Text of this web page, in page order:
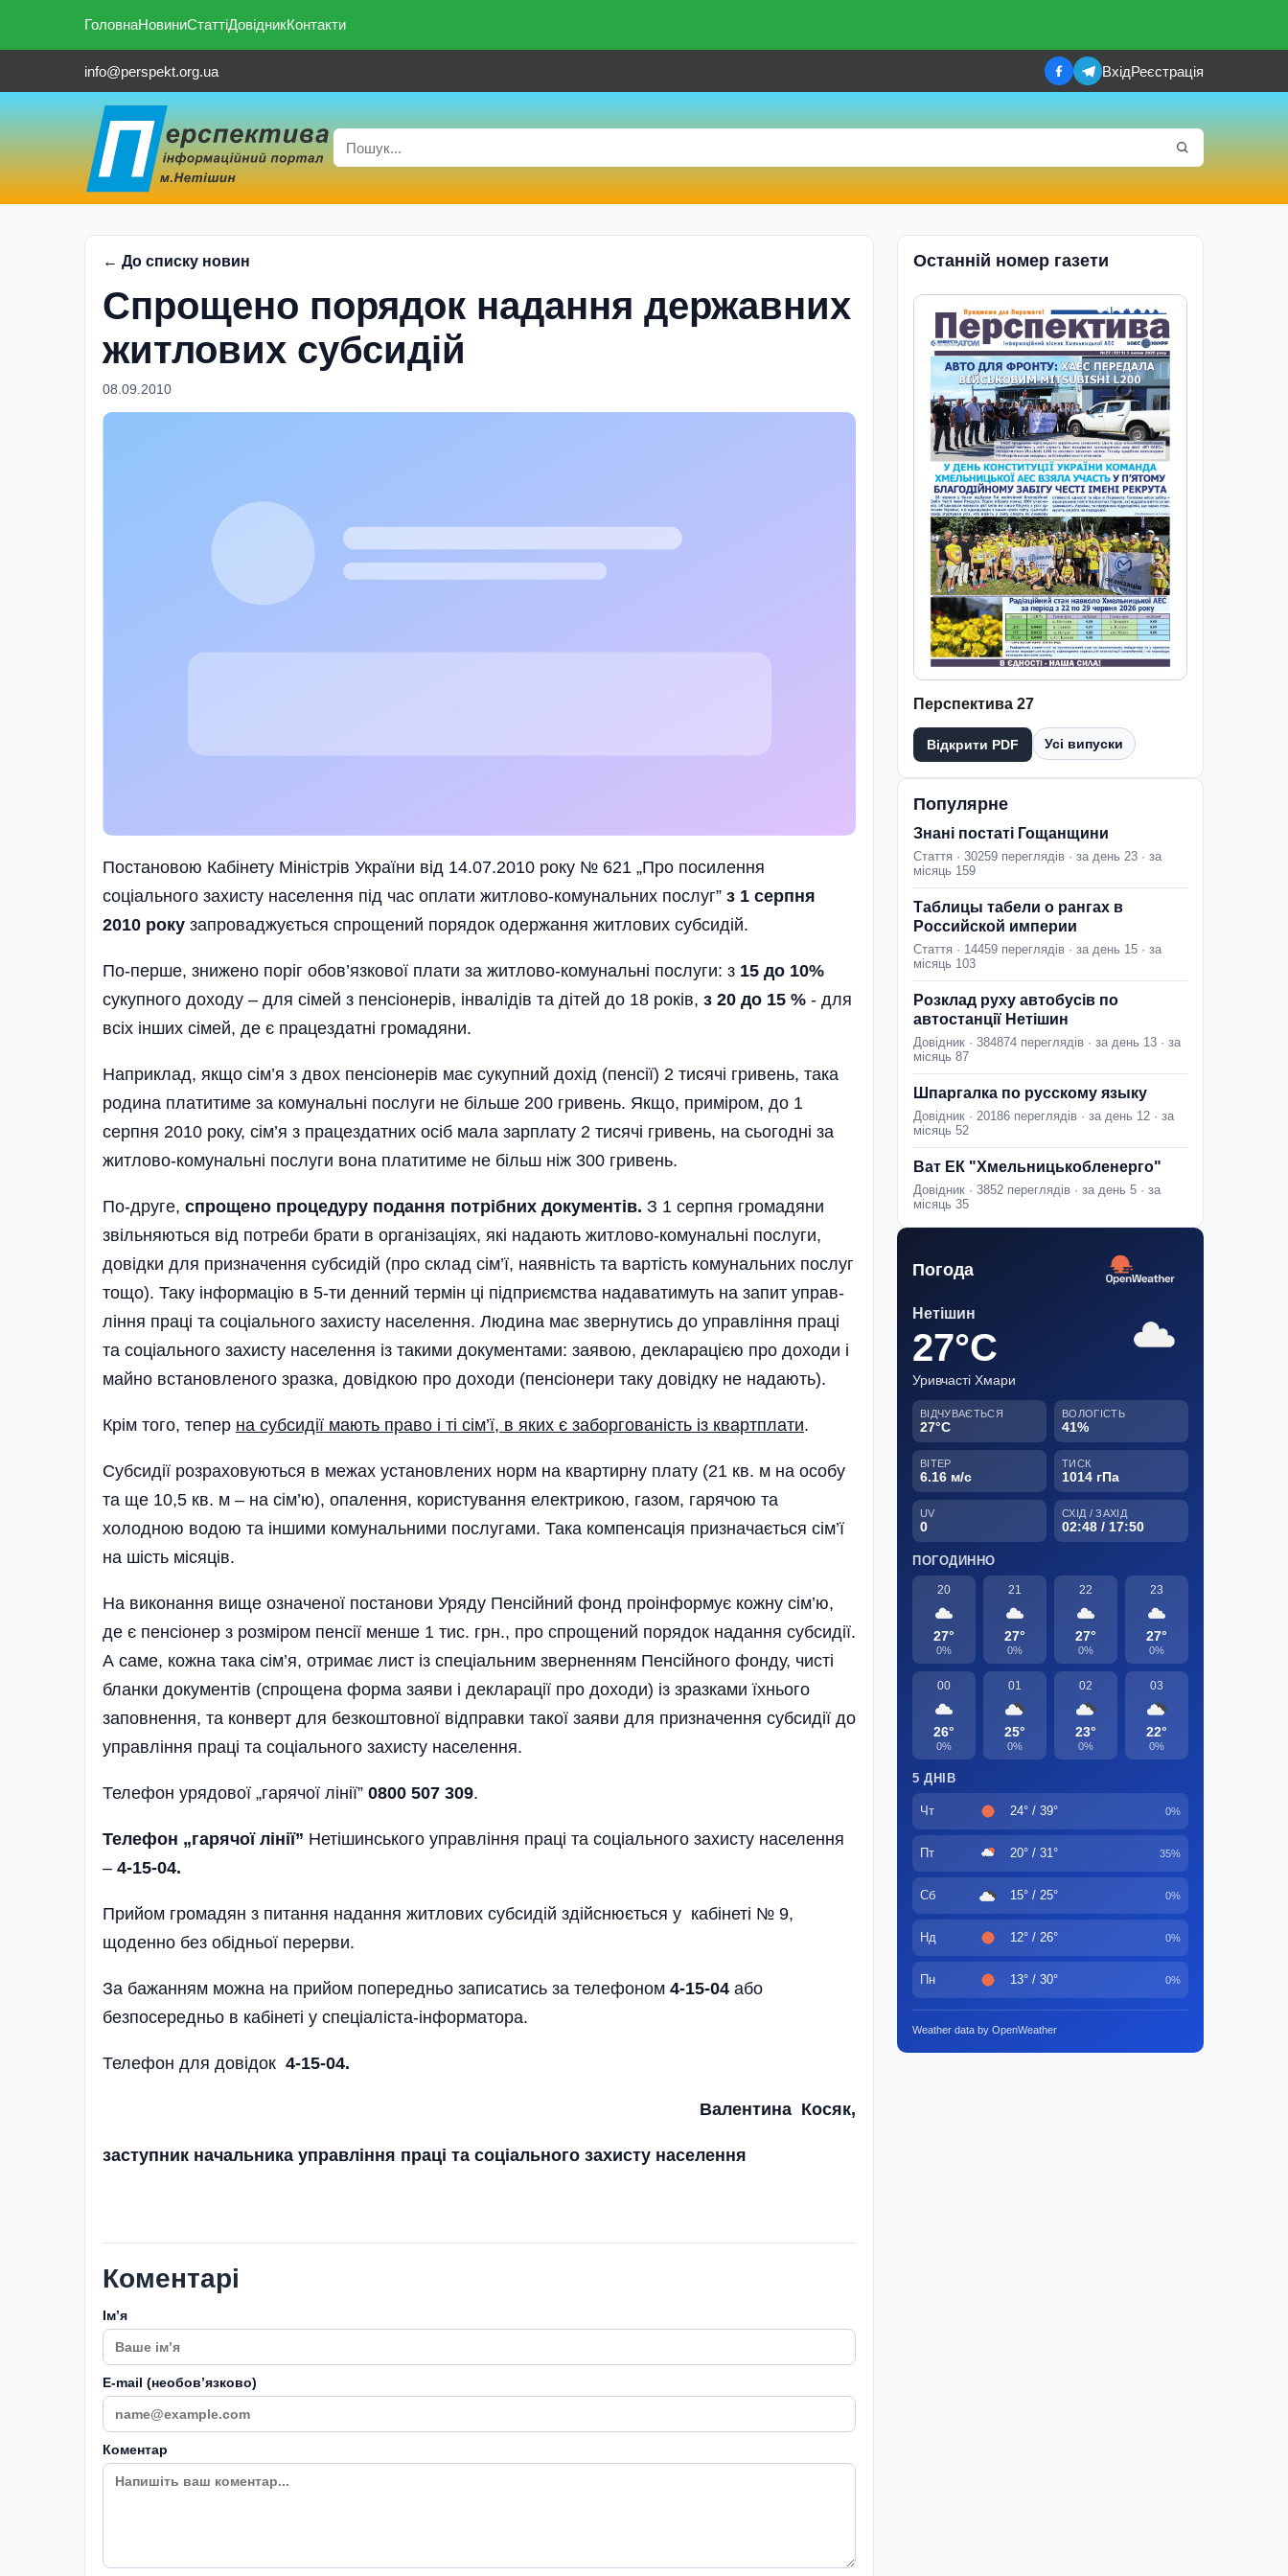
ГоловнаНовиниСтаттіДовідникКонтакти
info@perspekt.org.ua ВхідРеєстрація
← До списку новин
Спрощено порядок надання державних
житлових субсидій
08.09.2010
Постановою Кабінету Мініс­трів України від 14.07.2010 року № 621 „Про посилення
соціального захисту населення під час оплати житлово-комунальних послуг” з 1 серпня
2010 року запроваджується спрощений порядок одержання житлових субсидій.
По-перше, знижено поріг обов’язкової плати за житлово­-комунальні послуги: з 15 до 10%
сукупного доходу – для сімей з пенсіонерів, інвалідів та дітей до 18 років, з 20 до 15 % - для
всіх інших сімей, де є праце­здатні громадяни.
Наприклад, якщо сім’я з двох пенсіонерів має сукупний дохід (пенсії) 2 тисячі гривень, така
родина платитиме за комунальні послуги не більше 200 гривень. Якщо, приміром, до 1
серпня 2010 року, сім’я з працездатних осіб мала зарплату 2 тисячі гривень, на сьогодні за
житлово-комунальні послуги вона платитиме не більш ніж 300 гривень.
По-друге, спрощено процедуру подання потрібних документів. З 1 серпня громадяни
звільняються від потреби брати в організаціях, які надають житлово-комунальні послуги,
довідки для призначення субсидій (про склад сім’ї, наявність та вартість комунальних послуг
тощо). Таку інформацію в 5-ти денний термін ці підприємства надаватимуть на запит управ­
ління праці та соціального захисту населення. Людина має звернутись до управління праці
та соціального захисту населення із такими документами: заявою, декларацією про дохо­ди і
майно встановленого зразка, довідкою про доходи (пенсі­онери таку довідку не надають).
Крім того, тепер на субсидії мають право і ті сім’ї, в яких є заборгованість із квартплати.
Субсидії розраховуються в межах установлених норм на квартирну плату (21 кв. м на особу
та ще 10,5 кв. м – на сім’ю), опалення, користування електрикою, газом, гарячою та
холодною водою та іншими комунальними послугами. Така компенсація призначається сім’ї
на шість місяців.
На виконання вище означеної постанови Уряду Пенсійний фонд проінформує кожну сім’ю,
де є пенсіонер з розміром пенсії менше 1 тис. грн., про спрощений порядок надання субсидії.
А саме, кожна така сім’я, отримає лист із спеці­альним зверненням Пенсійного фонду, чисті
бланки документів (спрощена форма заяви і декларації про доходи) із зразками їхнього
заповнення, та конверт для безкоштовної відправки такої заяви для призначення субсидії до
управління праці та соціального захисту населення.
Телефон урядової „гарячої лінії” 0800 507 309.
Телефон „гарячої лінії” Нетішинського управління праці та соціального захисту населення
– 4-15-04.
Прийом громадян з питання надання житлових субсидій здійснюється у кабінеті № 9,
щоденно без обідньої перерви.
За бажанням можна на прийом попередньо записатись за телефо­ном 4-15-04 або
безпосередньо в кабінеті у спеціаліста-інформатора­.
Телефон для довідок 4-15-04.
Валентина Косяк,
заступник начальника управ­ління праці та соціального захисту населення
Коментарі
Імʼя
E-mail (необовʼязково)
Коментар
Останній номер газети
Перспектива 27
Відкрити PDF Усі випуски
Популярне
Знані постаті Гощанщини
Стаття · 30259 переглядів · за день 23 · за
місяць 159
Таблицы табели о рангах в
Российской империи
Стаття · 14459 переглядів · за день 15 · за
місяць 103
Розклад руху автобусів по
автостанції Нетішин
Довідник · 384874 переглядів · за день 13 · за
місяць 87
Шпаргалка по русскому языку
Довідник · 20186 переглядів · за день 12 · за
місяць 52
Ват ЕК "Хмельницькобленерго"
Довідник · 3852 переглядів · за день 5 · за
місяць 35
Погода
Нетішин
27°C
Уривчасті Хмари
ВІДЧУВАЄТЬСЯ
27°C
ВОЛОГІСТЬ
41%
ВІТЕР
6.16 м/с
ТИСК
1014 гПа
UV
0
СХІД / ЗАХІД
02:48 / 17:50
ПОГОДИННО
20
27°
0%
21
27°
0%
22
27°
0%
23
27°
0%
00
26°
0%
01
25°
0%
02
23°
0%
03
22°
0%
5 ДНІВ
Чт 24° / 39° 0%
Пт 20° / 31° 35%
Сб 15° / 25° 0%
Нд 12° / 26° 0%
Пн 13° / 30° 0%
Weather data by OpenWeather